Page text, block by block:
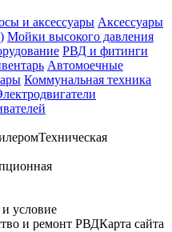
и аксессуары Аксессуары
Мойки высокого давления
РВД и фитинги
Автомоечные
Коммунальная техника
Техническая
условие
и ремонт РВДКарта сайта